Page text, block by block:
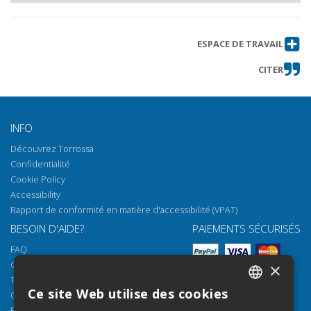
ESPACE DE TRAVAIL
CITER
INFO
Découvrez Torrossa
Confidentialité
Cookie Policy
Accessibility
Rapport de conformité en matière d'accessibilité (VPAT)
BESOIN D'AIDE?
FAQ
Comment ouvrir nos documents
Torrossa Reader
Options d'accès
PAIEMENTS SÉCURISÉS
×
Ce site Web utilise des cookies